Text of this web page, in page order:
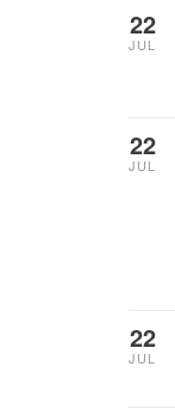
22
JUL
22
JUL
22
JUL